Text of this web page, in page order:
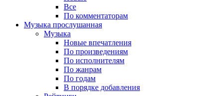
Все
По комментаторам
Музыка прослушанная
Музыка
Новые впечатления
По произведениям
По исполнителям
По жанрам
По годам
В порядке добавления